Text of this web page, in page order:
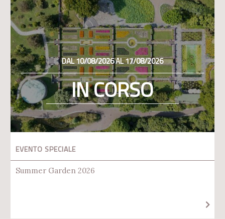
DAL 10/08/2026 AL 17/08/2026
IN CORSO
EVENTO SPECIALE
Summer Garden 2026